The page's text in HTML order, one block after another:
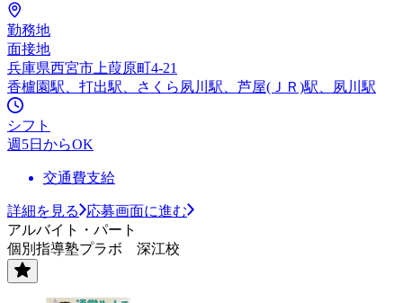
勤務地
面接地
兵庫県西宮市上葭原町4-21
香櫨園駅、打出駅、さくら夙川駅、芦屋(ＪＲ)駅、夙川駅
シフト
週5日からOK
交通費支給
詳細を見る
応募画面に進む
アルバイト・パート
個別指導塾プラボ 深江校